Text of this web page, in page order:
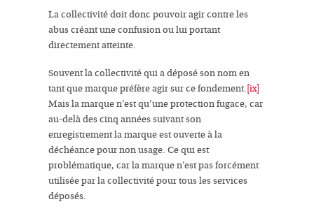
La collectivité doit donc pouvoir agir contre les
abuscréant une confusionou lui portant
directement atteinte.
Souvent lacollectivitéqui a déposé son nomen
tant que marquepréfère agir sur ce fondement.[ix]
Mais la marque n’est qu’une protection fugace, car
au-delà des cinq années suivant son
enregistrement la marque est ouverte à la
déchéance pour non usage. Ce qui est
problématique, car la marque n’est pas forcément
utilisée par la collectivité pour tous les services
déposés.